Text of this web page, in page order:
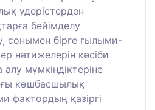
үдерістерден
бейімделу
сонымен бірге ғылыми-
нәтижелерін кәсіби
мүмкіндіктеріне
көшбасшылық
фактордың қазіргі